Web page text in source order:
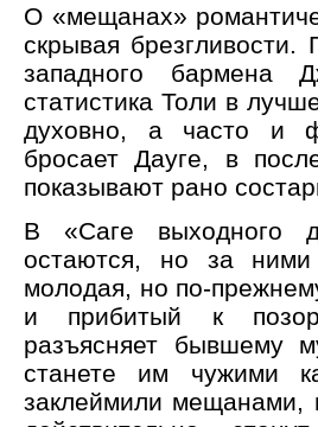
О «мещанах»
скрывая брезгливости.
западного бармена
статистика Толи в
духовно, а часто и
бросает Дауге, в
показывают рано
В «Саге выходного
остаются, но за
молодая, но по-
и прибитый к
разъясняет бывшему
станете им чужими
заклеймили мещанами,